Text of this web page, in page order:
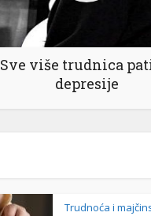
Sve više trudnica
depresije
Trudnoća i